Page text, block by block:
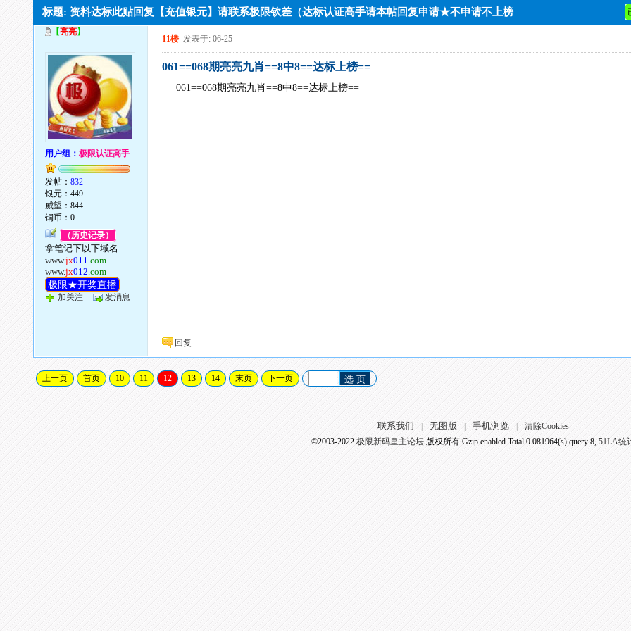
标题: 资料达标此贴回复【充值银元】请联系极限钦差（达标认证高手请本帖回复申请★不申请不上榜
【亮亮】
用户组：极限认证高手
发帖：832
银元：449
威望：844
铜币：0
（历史记录）
拿笔记下以下域名
www.jx011.com
www.jx012.com
极限★开奖直播
加关注 发消息
11楼 发表于: 06-25
061==068期亮亮九肖==8中8==达标上榜==
061==068期亮亮九肖==8中8==达标上榜==
回复
上一页 首页 10 11 12 13 14 末页 下一页 选 页
联系我们 无图版 手机浏览
清除Cookies
©2003-2022 极限新码皇主论坛版权所有 Gzip enabled Total 0.081964(s) query 8, 51LA统